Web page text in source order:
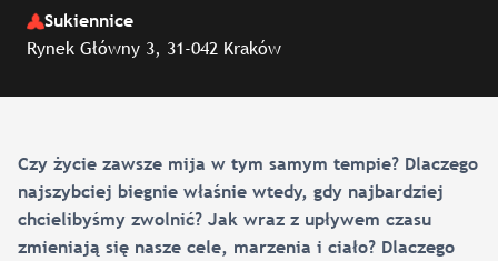
Czy życie zawsze mija w tym samym tempie? Dlaczego
najszybciej biegnie właśnie wtedy, gdy najbardziej
chcielibyśmy zwolnić? Jak wraz z upływem czasu
zmieniają się nasze cele, marzenia i ciało? Dlaczego
Sukiennice
Rynek Główny 3, 31-042 Kraków